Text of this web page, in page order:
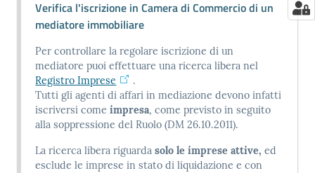
Verifica l'iscrizione in Camera di Commercio di un
mediatore immobiliare
Per controllare la regolare iscrizione di un
mediatore puoi effettuare una ricerca libera nel
Registro Imprese
.
Tutti gli agenti di affari in mediazione devono infatti
iscriversi comeimpresa, come previsto in seguito
alla soppressione del Ruolo (DM 26.10.2011).
La ricerca libera riguardasolo le imprese attive,ed
esclude le imprese in stato di liquidazione e con